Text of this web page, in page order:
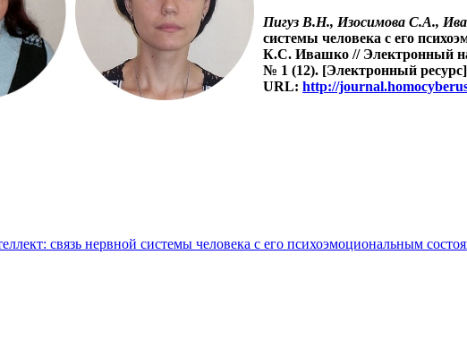
Пигуз В.Н., Изосимова С.А.,
системы человека с его
К.С. Ивашко // Электронный
№ 1 (12). [Электронный
URL: http://
связь нервной системы человека с его психоэмоциональным